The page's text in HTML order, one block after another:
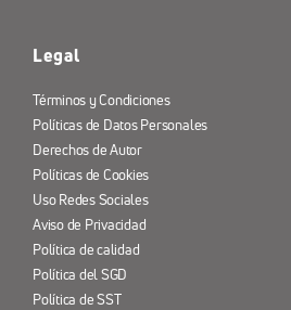
Legal
Términos y Condiciones
Políticas de Datos Personales
Derechos de Autor
Políticas de Cookies
Uso Redes Sociales
Aviso de Privacidad
Política de calidad
Política del SGD
Política de SST